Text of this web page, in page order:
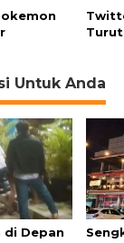
Turut
Untuk Anda
di Depan